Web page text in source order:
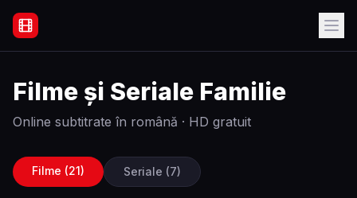
Filme Online Subtitrate - Acasă
Filme și Seriale Familie
Online subtitrate în română · HD gratuit
Filme (21) Seriale (7)